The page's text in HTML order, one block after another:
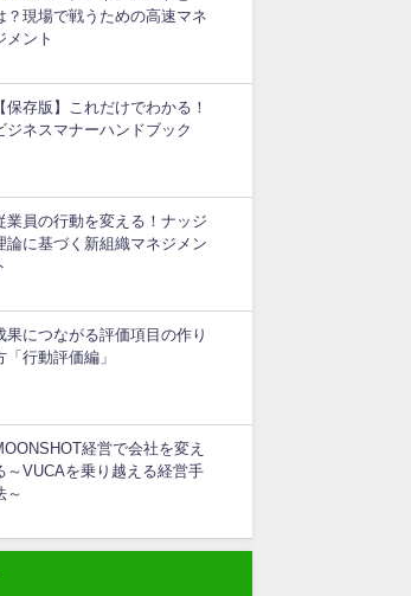
？現場で戦うための高速マネ
メント
【保存版】これだけでわかる！
ジネスマナーハンドブック
業員の行動を変える！ナッジ
論に基づく新組織マネジメン
果につながる評価項目の作り
「行動評価編」
経営で会社を変え
～VUCAを乗り越える経営手
～